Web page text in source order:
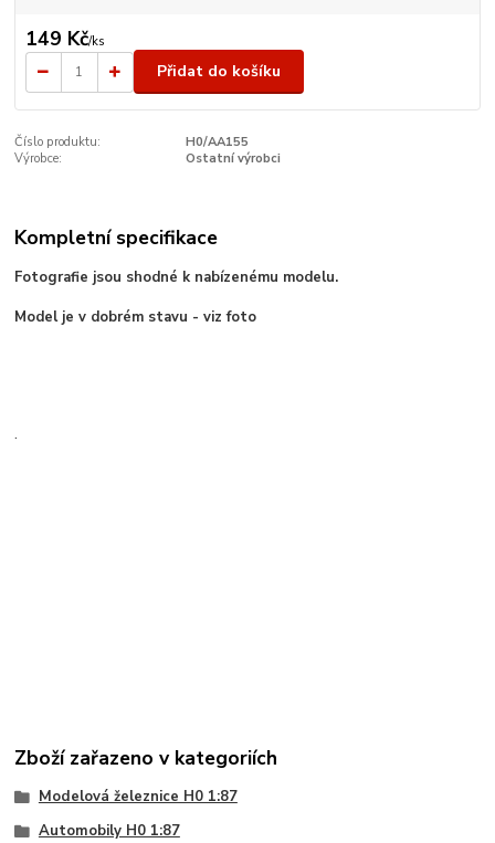
149 Kč/ks
Přidat do košíku
Číslo produktu:
H0/AA155
Výrobce:
Ostatní výrobci
Kompletní specifikace
Fotografie jsou shodné k nabízenému modelu.
Model je v dobrém stavu - viz foto
.
Zboží zařazeno v kategoriích
Modelová železnice H0 1:87
Automobily H0 1:87